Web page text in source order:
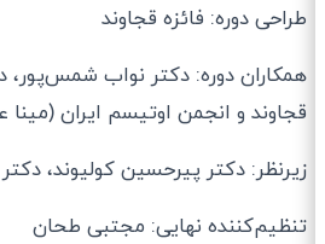
طراحی دوره: فائزه قجاوند
همکاران دوره: دکتر نواب شمس‌پور،
قجاوند و انجمن اوتیسم ایران (مینا
زیرنظر: دکتر پیرحسین کولیوند،
تنظیم‌کننده نهایی: مجتبی طحان